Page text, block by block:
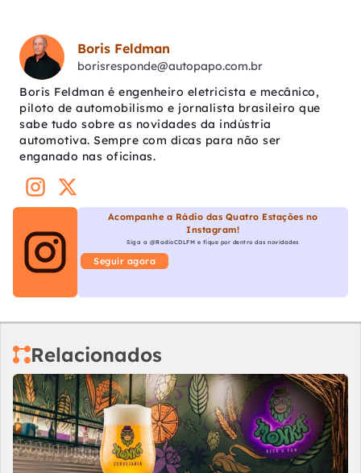
Boris Feldman
borisresponde@autopapo.com.br
Boris Feldman é engenheiro eletricista e mecânico,
piloto de automobilismo e jornalista brasileiro que
sabe tudo sobre as novidades da indústria
automotiva. Sempre com dicas para não ser
enganado nas oficinas.
Acompanhe a Rádio das Quatro Estações no
Instagram!
Siga a @RadioCDLFM e fique por dentro das novidades
Seguir agora
Relacionados